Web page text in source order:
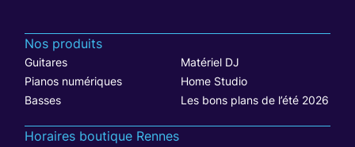
Nos produits
Guitares
Matériel DJ
Pianos numériques
Home Studio
Basses
Les bons plans de l’été 2026
Horaires boutique Rennes